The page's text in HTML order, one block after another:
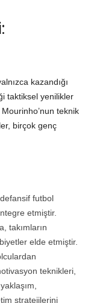
kazandığı
taktiksel yenilikler
teknik
birçok genç
futbol
etmiştir.
takımların
elde etmiştir.
teknikleri,
stratejilerini